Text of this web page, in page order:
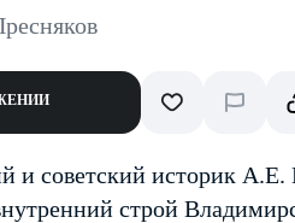
советский историк А.Е.
строй